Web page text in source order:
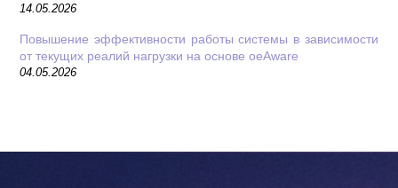
14.05.2026
Повышение эффективности работы системы в зависимости
от текущих реалий нагрузки на основе oeAware
04.05.2026